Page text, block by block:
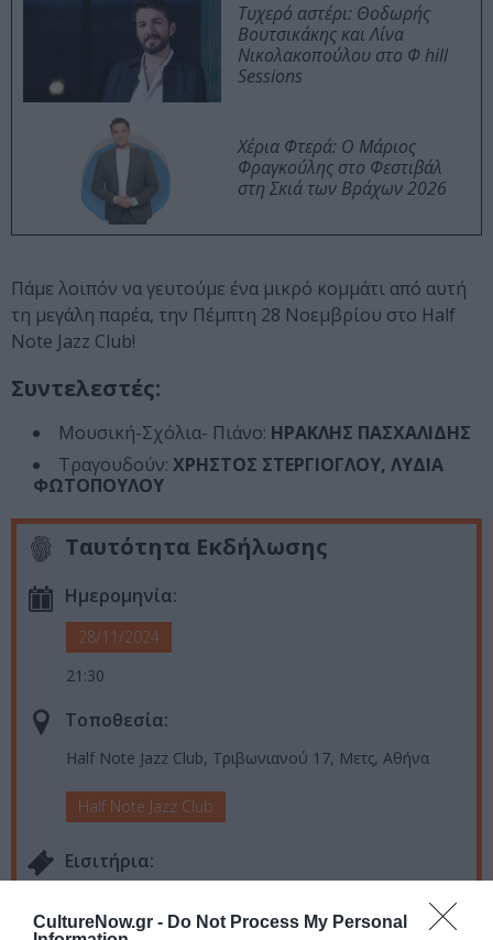
CultureNow.gr - Do Not Process My Personal
Τυχερό αστέρι: Θοδωρής
Βουτσικάκης και Λίνα
Νικολακοπούλου στο Φ hill
Sessions
Χέρια Φτερά: Ο Μάριος
Φραγκούλης στο Φεστιβάλ
στη Σκιά των Βράχων 2026
Πάμε λοιπόν να γευτούμε ένα μικρό κομμάτι από αυτή
τη μεγάλη παρέα, την Πέμπτη 28 Νοεμβρίου στο Half
Note Jazz Club!
Συντελεστές:
Μουσική-Σχόλια- Πιάνο: ΗΡΑΚΛΗΣ ΠΑΣΧΑΛΙΔΗΣ
Τραγουδούν: ΧΡΗΣΤΟΣ ΣΤΕΡΓΙΟΓΛΟΥ, ΛΥΔΙΑ
ΦΩΤΟΠΟΥΛΟΥ
Ταυτότητα Εκδήλωσης
Ημερομηνία:
28/11/2024
21:30
Τοποθεσία:
Half Note Jazz Club, Τριβωνιανού 17, Μετς, Αθήνα
Half Note Jazz Club
Eισιτήρια: